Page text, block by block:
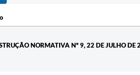
NORMATIVA Nº 9, 22 DE JULHO DE